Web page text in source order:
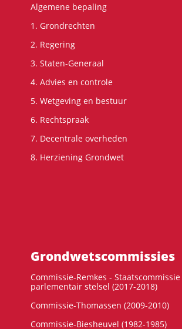
Algemene bepaling
1. Grondrechten
2. Regering
3. Staten-Generaal
4. Advies en controle
5. Wetgeving en bestuur
6. Rechtspraak
7. Decentrale overheden
8. Herziening Grondwet
Grondwets­commissies
Commissie-Remkes - Staatscommissie
parlementair stelsel (2017-2018)
Commissie-Thomassen (2009-2010)
Commissie-Biesheuvel (1982-1985)